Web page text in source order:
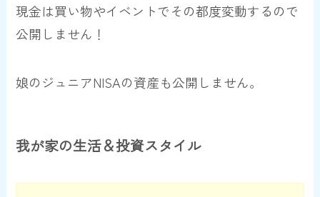
現金は買い物やイベントでその都度変動するので
公開しません！
娘のジュニアNISAの資産も公開しません。
我が家の生活＆投資スタイル